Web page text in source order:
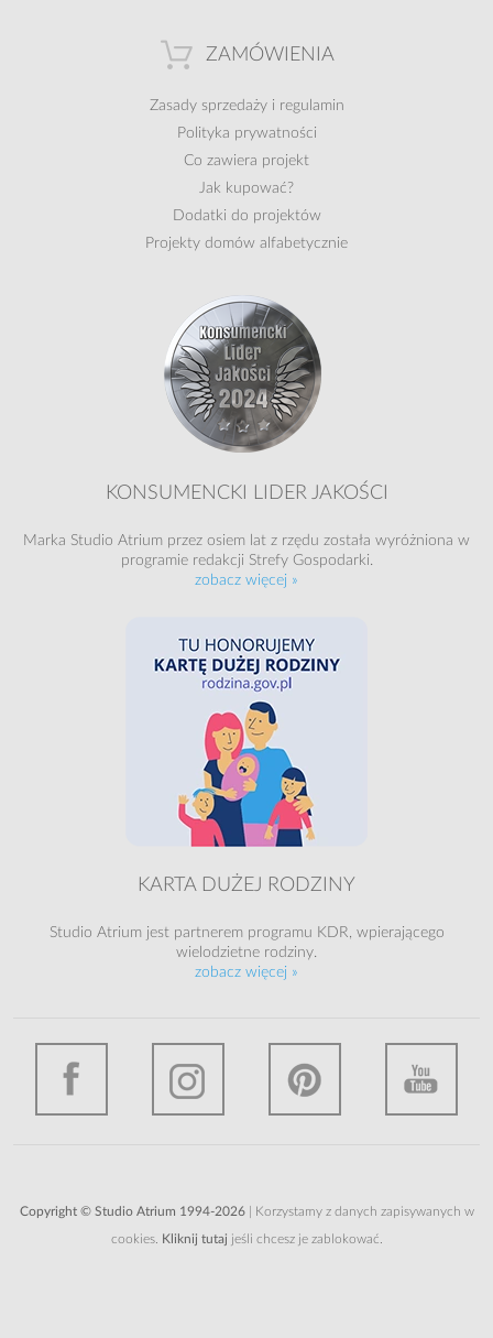
ZAMÓWIENIA
Zasady sprzedażyi regulamin
Polityka prywatności
Co zawiera projekt
Jak kupować?
Dodatki do projektów
Projekty domów alfabetycznie
KONSUMENCKI LIDER JAKOŚCI
Marka Studio Atrium przez osiem lat z rzędu została wyróżniona w
programie redakcji Strefy Gospodarki.
zobacz więcej »
KARTA DUŻEJ RODZINY
Studio Atrium jest partnerem programu KDR, wpierającego
wielodzietne rodziny.
zobacz więcej »
Copyright © Studio Atrium 1994-2026| Korzystamy z danych zapisywanych w
cookies. Kliknij tutaj jeśli chcesz je zablokować.